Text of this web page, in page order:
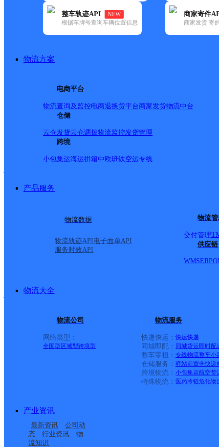
整车轨迹API
NEW
根据车牌号查询车辆位置信息
商家寄件
商家发货 寄
物流方案
电商平台
物流查询及监控电商退换货平台商家发货物流中台
仓储
云仓发货云仓调拨物流监控发货管理
跨境
小包集运海运拼箱中欧班铁空运专线
产品服务
物流数据
物流轨迹API电子面单API
服务时效API
物流
交付管理
供应链
WMSERP
物流大全
物流公司
网络类型：
全国型 区域型跨境型
物流服务
快递快运： 快运快递
同城即配： 同城货运即时配
整车零担： 专线物流整车小
仓储服务： 驿站前置仓快递
跨境物流： 小包集运航空货
特殊物流： 医药冷链危化物
产业资讯
最新资讯
公司动
态
行业资讯
物
流知识
网点筛选
已选
圆通速递(9) 韵达速递(60)
芜湖市,快递网点
安徽芜湖分拨营销市场部
路288号万开物流园北门
派送范围:-
安徽主城公司芜湖宝文
韵达速递 更多号码地址
街道银湖北路73号宝文
派送范围:港一路；广福
城校区；石城湖小区；
科江东府；伊顿津桥小